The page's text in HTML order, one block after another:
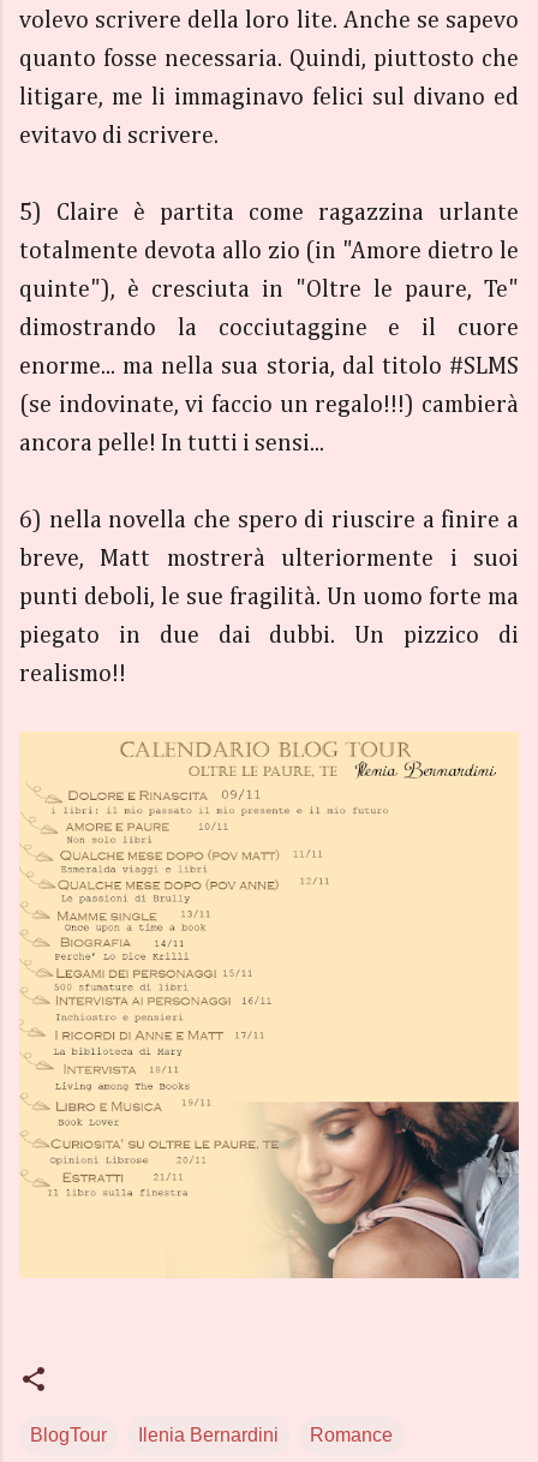
volevo scrivere della loro lite. Anche se sapevo
quanto fosse necessaria. Quindi, piuttosto che
litigare, me li immaginavo felici sul divano ed
evitavo di scrivere.
5) Claire è partita come ragazzina urlante
totalmente devota allo zio (in "Amore dietro le
quinte"), è cresciuta in "Oltre le paure, Te"
dimostrando la cocciutaggine e il cuore
enorme... ma nella sua storia, dal titolo #SLMS
(se indovinate, vi faccio un regalo!!!) cambierà
ancora pelle! In tutti i sensi...
6) nella novella che spero di riuscire a finire a
breve, Matt mostrerà ulteriormente i suoi
punti deboli, le sue fragilità. Un uomo forte ma
piegato in due dai dubbi. Un pizzico di
realismo!!
BlogTour Ilenia Bernardini Romance